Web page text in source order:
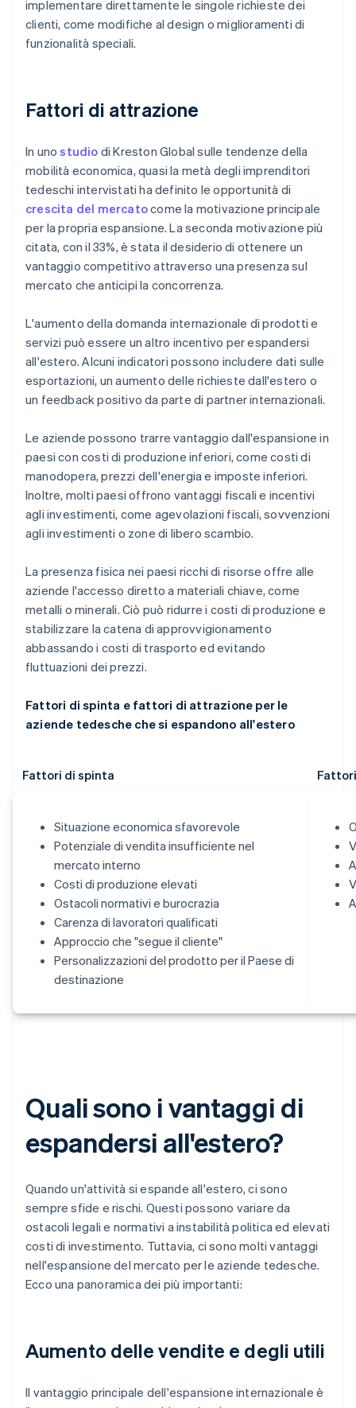
implementare direttamente le singole richieste dei
clienti, come modifiche al design o miglioramenti di
funzionalità speciali.
Fattori di attrazione
In unostudio di Kreston Global sulle tendenze della
mobilità economica, quasi la metà degli imprenditori
tedeschi intervistati ha definito le opportunità di
crescita del mercatocome la motivazione principale
per la propria espansione. La seconda motivazione più
citata, con il 33%, è stata il desiderio di ottenere un
vantaggio competitivo attraverso una presenza sul
mercato che anticipi la concorrenza.
L'aumento della domanda internazionale di prodotti e
servizi può essere un altro incentivo per espandersi
all'estero. Alcuni indicatori possono includere dati sulle
esportazioni, un aumento delle richieste dall'estero o
un feedback positivo da parte di partner internazionali.
Le aziende possono trarre vantaggio dall'espansione in
paesi con costi di produzione inferiori, come costi di
manodopera, prezzi dell'energia e imposte inferiori.
Inoltre, molti paesi offrono vantaggi fiscali e incentivi
agli investimenti, come agevolazioni fiscali, sovvenzioni
agli investimenti o zone di libero scambio.
La presenza fisica nei paesi ricchi di risorse offre alle
aziende l'accesso diretto a materiali chiave, come
metalli o minerali. Ciò può ridurre i costi di produzione e
stabilizzare la catena di approvvigionamento
abbassando i costi di trasporto ed evitando
fluttuazioni dei prezzi.
Fattori di spinta e fattori di attrazione per le
aziende tedesche che si espandono all'estero
Fattori di spinta
Situazione economica sfavorevole
Potenziale di vendita insufficiente nel
mercato interno
Costi di produzione elevati
Ostacoli normativi e burocrazia
Carenza di lavoratori qualificati
Approccio che "segue il cliente"
Personalizzazioni del prodotto per il Paese di
destinazione
Quali sono i vantaggi di
espandersi all'estero?
Quando un'attività si espande all'estero, ci sono
sempre sfide e rischi. Questi possono variare da
ostacoli legali e normativi a instabilità politica ed elevati
costi di investimento. Tuttavia, ci sono molti vantaggi
nell'espansione del mercato per le aziende tedesche.
Ecco una panoramica dei più importanti:
Aumento delle vendite e degli utili
Il vantaggio principale dell'espansione internazionale è